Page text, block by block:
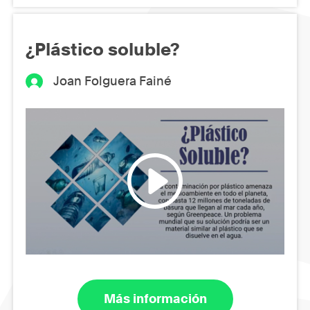
¿Plástico soluble?
Joan Folguera Fainé
Más información